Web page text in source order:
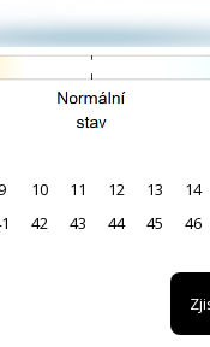
10 11 12 13 14
42 43 44 45 46